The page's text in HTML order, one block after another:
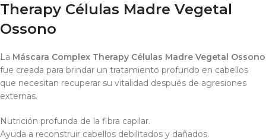
Therapy Células Madre Vegetal
Ossono
La Máscara Complex Therapy Células Madre Vegetal Ossono
fue creada para brindar un tratamiento profundo en cabellos
que necesitan recuperar su vitalidad después de agresiones
externas.
Nutrición profunda de la fibra capilar.
Ayuda a reconstruir cabellos debilitados y dañados.